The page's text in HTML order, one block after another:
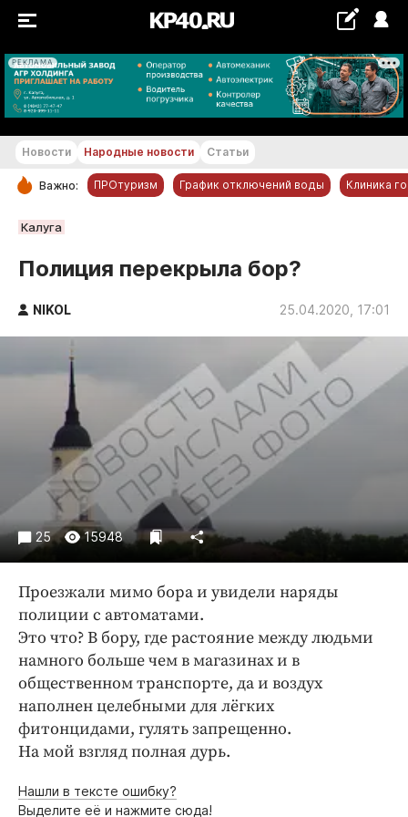
РЕКЛАМА
+19...+20 °С
РУБРИКИ
Новости компаний
Статьи
Народные новости
Авто и транспорт
Благоустройство
Криминал
Культура
Недвижимость и ЖКХ
Образование
Общество
Праздники
Происшествия
Спорт
Экономика и бизнес
ПРОЕКТЫ
Блоги
Медиаперсона
Новости Народные новости Статьи
Важно: ПРОтуризм График отключений воды Клиника
Калуга
Полиция перекрыла бор?
NIKOL 25.04.2020, 17:01
25 15948
Проезжали мимо бора и увидели наряды
полиции с автоматами.
Это что? В бору, где растояние между людьми
намного больше чем в магазинах и в
общественном транспорте, да и воздух
наполнен целебными для лёгких
фитонцидами, гулять запрещенно.
На мой взгляд полная дурь.
Нашли в тексте ошибку?
Выделите её и нажмите сюда!